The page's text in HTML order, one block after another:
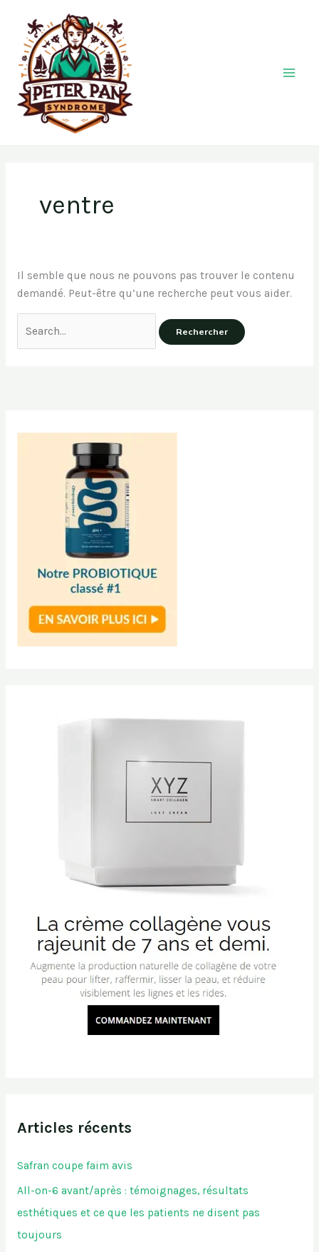
contenu
ventre
Il semble que nous ne pouvons pas trouver le contenu
demandé. Peut-être qu’une recherche peut vous aider.
Articles récents
Safran coupe faim avis
All-on-6 avant/après : témoignages, résultats
esthétiques et ce que les patients ne disent pas
toujours